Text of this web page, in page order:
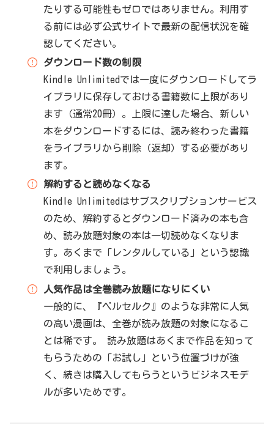
たりする可能性もゼロではありません。利用す
る前には必ず公式サイトで最新の配信状況を確
認してください。
ダウンロード数の制限
Kindle Unlimitedでは一度にダウンロードしてラ
イブラリに保存しておける書籍数に上限があり
ます（通常20冊）。上限に達した場合、新しい
本をダウンロードするには、読み終わった書籍
をライブラリから削除（返却）する必要があり
ます。
解約すると読めなくなる
Kindle Unlimitedはサブスクリプションサービス
のため、解約するとダウンロード済みの本も含
め、読み放題対象の本は一切読めなくなりま
す。あくまで「レンタルしている」という認識
で利用しましょう。
人気作品は全巻読み放題になりにくい
一般的に、『ベルセルク』のような非常に人気
の高い漫画は、全巻が読み放題の対象になるこ
とは稀です。 読み放題はあくまで作品を知って
もらうための「お試し」という位置づけが強
く、続きは購入してもらうというビジネスモデ
ルが多いためです。